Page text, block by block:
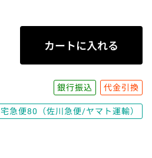
銀行振込 代金引換
宅急便80（佐川急便/ヤマト運輸）